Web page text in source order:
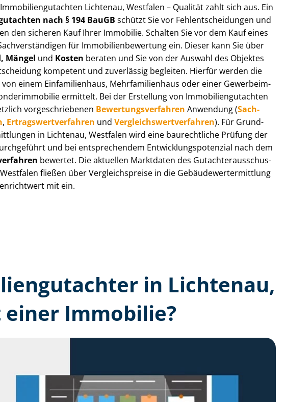
Lichtenau, Westfalen – Qualität zahlt sich aus. Ein
nach § 194 BauGB schützt Sie vor Fehl­ent­schei­dun­gen und
den sicheren Kauf Ihrer Immobilie. Schalten Sie vor dem Kauf eines
für Im­mo­bi­li­en­be­wer­tung ein. Dieser kann Sie über
Mängel und Kosten beraten und Sie von der Auswahl des Objektes
kompetent und zuverlässig begleiten. Hierfür werden die
einem Einfamilienhaus, Mehr­fa­mi­li­en­haus oder einer Ge­wer­be­im­
ermittelt. Bei der Erstellung von Im­mo­bi­li­en­gut­ach­ten
vor­ge­schrie­be­nen Be­wer­tungs­ver­fah­ren Anwendung (Sach­
, Er­trags­wert­ver­fah­ren und Ver­gleichs­wert­ver­fah­ren). Für Grund­
in Lichtenau, Westfalen wird eine baurechtliche Prüfung der
und bei entsprechendem Ent­wick­lungs­po­ten­zi­al nach dem
bewertet. Die aktuellen Marktdaten des Gut­ach­ter­aus­schus­
fließen über Ver­gleichs­prei­se in die Ge­bäu­de­wert­ermitt­lung
mit ein.
in Lichtenau,
Immobilie?